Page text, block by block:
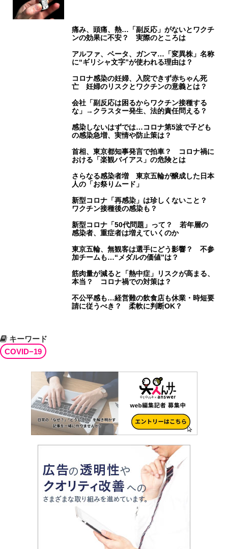
痛み、頭痛、熱…「副反応」がないとワクチ
ンの効果に不安？ 実際のところは
アルファ、ベータ、ガンマ…「変異株」名称
に“ギリシャ文字”が使われる理由は？
コロナ感染の妊婦、入院できず赤ちゃん死
亡 妊婦のリスクとワクチンの意義とは？
会社「副反応は困るからワクチン接種する
な」→クラスター発生、法的責任問える？
感染しないはずでは…コロナ第5波で子ども
の感染急増、実情や防止策は？
首相、東京都知事発言で拍車？ コロナ禍に
おける「楽観バイアス」の危険とは
さらなる感染者増 東京五輪が醸成した日本
人の「お祭りムード」
新型コロナ「再感染」は珍しくないこと？
ワクチン接種後の感染も？
新型コロナ「50代問題」って？ 若年層の
感染者、重症者は増えていくのか
東京五輪、無観客は選手にどう影響？ 不参
加チームも…“メダルの価値”は？
筋肉量が減ると「熱中症」リスクが高まる、
本当？ コロナ禍での対策は？
不公平感も…経営難の飲食店も休業・時短要
請に従うべき？ 柔軟に判断OK？
キーワード
COVID−19